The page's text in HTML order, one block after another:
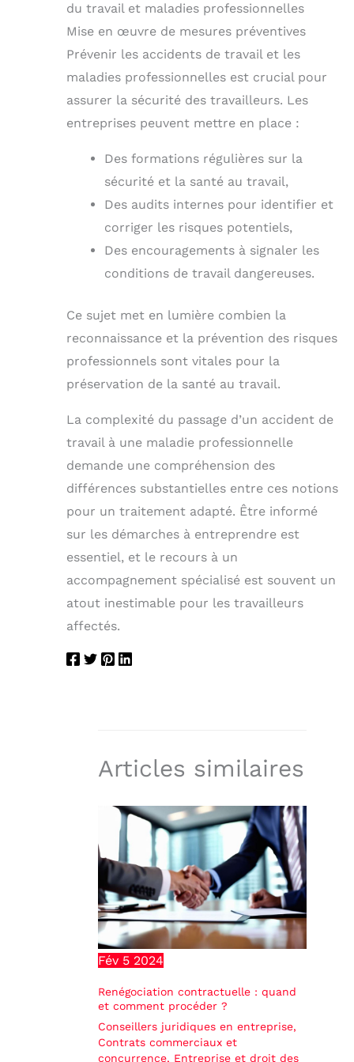
du travail et maladies professionnelles
Mise en œuvre de mesures préventives
Prévenir les accidents de travail et les
maladies professionnelles est crucial pour
assurer la sécurité des travailleurs. Les
entreprises peuvent mettre en place :
Des formations régulières sur la
sécurité et la santé au travail,
Des audits internes pour identifier et
corriger les risques potentiels,
Des encouragements à signaler les
conditions de travail dangereuses.
Ce sujet met en lumière combien la
reconnaissance et la prévention des risques
professionnels sont vitales pour la
préservation de la santé au travail.
La complexité du passage d’un accident de
travail à une maladie professionnelle
demande une compréhension des
différences substantielles entre ces notions
pour un traitement adapté. Être informé
sur les démarches à entreprendre est
essentiel, et le recours à un
accompagnement spécialisé est souvent un
atout inestimable pour les travailleurs
affectés.
Articles similaires
Fév 5 2024
Renégociation contractuelle : quand
et comment procéder ?
Conseillers juridiques en entreprise,
Contrats commerciaux et
concurrence, Entreprise et droit des